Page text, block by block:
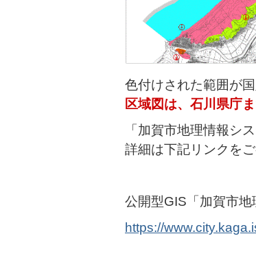
色付けされた範囲が国
区域図は、石川県庁
「加賀市地理情報シ
詳細は下記リンクをご
公開型GIS「加賀市
https://